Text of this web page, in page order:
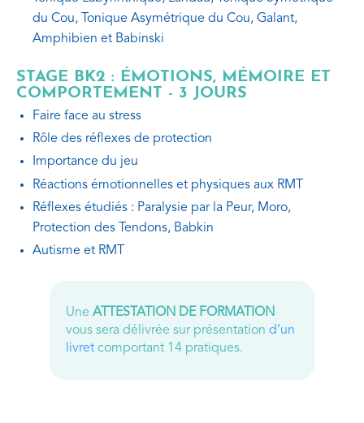
du Cou, Tonique Asymétrique du Cou, Galant,
Amphibien et Babinski
STAGE BK2 : ÉMOTIONS, MÉMOIRE ET
COMPORTEMENT - 3 JOURS
Faire face au stress
Rôle des réflexes de protection
Importance du jeu
Réactions émotionnelles et physiques aux RMT
Réflexes étudiés : Paralysie par la Peur, Moro,
Protection des Tendons, Babkin
Autisme et RMT
Une ATTESTATION DE FORMATION
vous sera délivrée sur présentation d’un
livretcomportant 14 pratiques.